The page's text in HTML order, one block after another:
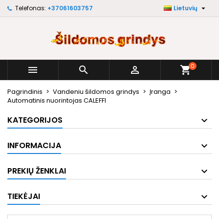
Telefonas: +37061603757 Lietuvių 
   shopping_cart0
Pagrindinis Vandeniu šildomos grindys
Įranga
Automatinis nuorintojas CALEFFI
KATEGORIJOS
INFORMACIJA
PREKIŲ ŽENKLAI
TIEKĖJAI
My wishlists ×
Create new list
Sukurti pageidavimų sąrašą ×
Pageidavimų sąrašo pavadinimas
Atšaukti Sukurti pageidavimų sąrašą
Prisijungti ×
Norėdami išsaugoti prekes savo pageidavimų